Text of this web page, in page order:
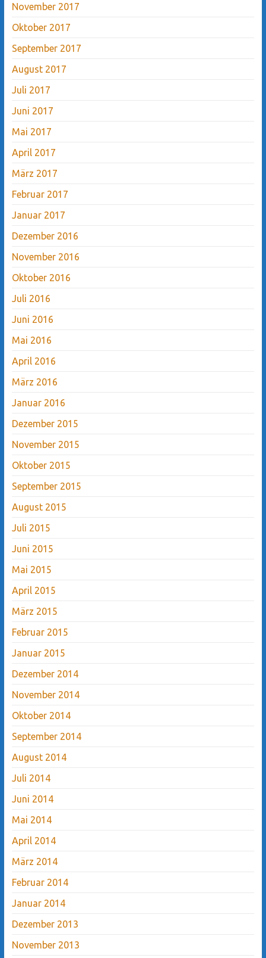
November 2017
Oktober 2017
September 2017
August 2017
Juli 2017
Juni 2017
Mai 2017
April 2017
März 2017
Februar 2017
Januar 2017
Dezember 2016
November 2016
Oktober 2016
Juli 2016
Juni 2016
Mai 2016
April 2016
März 2016
Januar 2016
Dezember 2015
November 2015
Oktober 2015
September 2015
August 2015
Juli 2015
Juni 2015
Mai 2015
April 2015
März 2015
Februar 2015
Januar 2015
Dezember 2014
November 2014
Oktober 2014
September 2014
August 2014
Juli 2014
Juni 2014
Mai 2014
April 2014
März 2014
Februar 2014
Januar 2014
Dezember 2013
November 2013